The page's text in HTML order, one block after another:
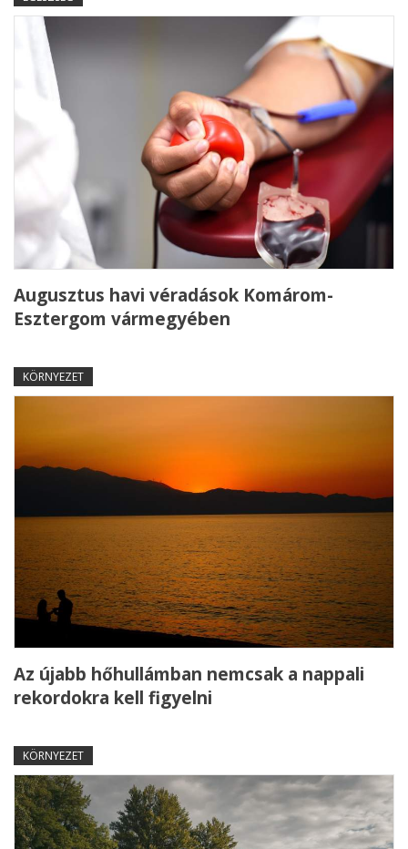
Augusztus havi véradások Komárom-
Esztergom vármegyében
KÖRNYEZET
Az újabb hőhullámban nemcsak a nappali
rekordokra kell figyelni
KÖRNYEZET